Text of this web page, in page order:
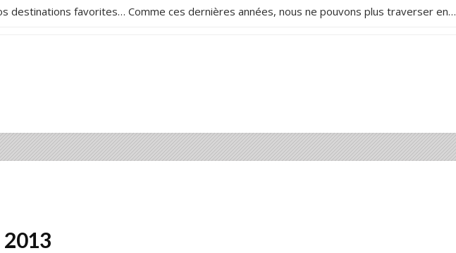
destinations favorites… Comme ces dernières années, nous ne pouvons plus traverser en…
2013